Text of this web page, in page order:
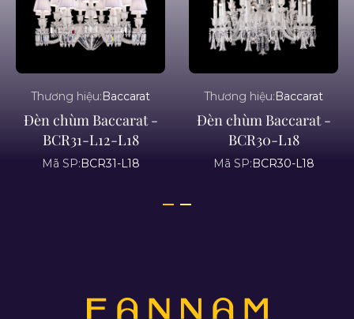
Thương hiệu:Baccarat
Đèn chùm Baccarat -
BCR31-L12-L18
Mã SP:BCR31-L18
Thương hiệu:Baccarat
Đèn chùm Baccarat -
BCR30-L18
Mã SP:BCR30-L18